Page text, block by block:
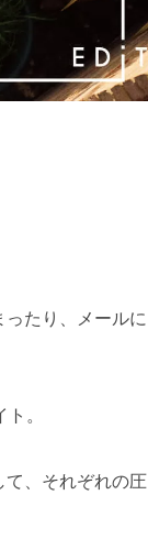
たり、メールに
。
て、それぞれの圧